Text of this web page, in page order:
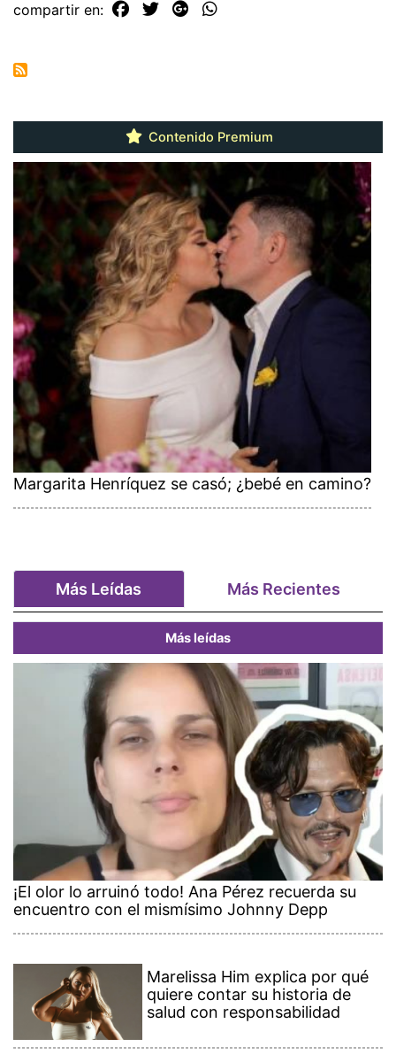
compartir en:
Contenido Premium
Margarita Henríquez se casó; ¿bebé en camino?
Más Leídas Más Recientes
Más leídas
¡El olor lo arruinó todo! Ana Pérez recuerda su
encuentro con el mismísimo Johnny Depp
Marelissa Him explica por qué
quiere contar su historia de
salud con responsabilidad